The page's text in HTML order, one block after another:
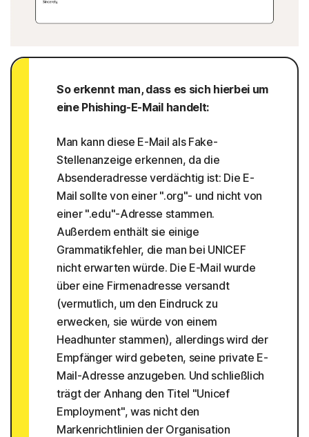
So erkennt man, dass es sich hierbei um
eine Phishing-E-Mail handelt:
Man kann diese E-Mail als Fake-
Stellenanzeige erkennen, da die
Absenderadresse verdächtig ist: Die E-
Mail sollte von einer ".org"- und nicht von
einer ".edu"-Adresse stammen.
Außerdem enthält sie einige
Grammatikfehler, die man bei UNICEF
nicht erwarten würde. Die E-Mail wurde
über eine Firmenadresse versandt
(vermutlich, um den Eindruck zu
erwecken, sie würde von einem
Headhunter stammen), allerdings wird der
Empfänger wird gebeten, seine private E-
Mail-Adresse anzugeben. Und schließlich
trägt der Anhang den Titel "Unicef
Employment", was nicht den
Markenrichtlinien der Organisation